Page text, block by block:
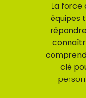
La force
équipes
clé